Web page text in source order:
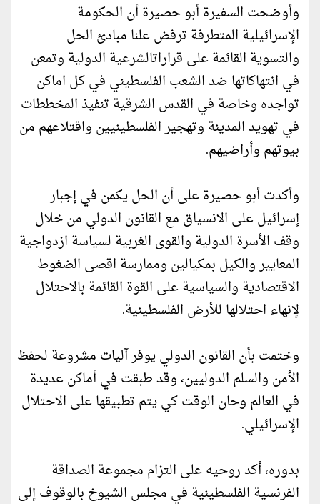
وأوضحت السفيرة أبو حصيرة أن الحكومة
الإسرائيلية المتطرفة ترفض علنا مبادئ الحل
والتسوية القائمة على قراراتالشرعية الدولية وتمعن
في انتهاكاتها ضد الشعب الفلسطيني في كل اماكن
تواجده وخاصة في القدس الشرقية تنفيذ المخططات
في تهويد المدينة وتهجير الفلسطينيين واقتلاعهم من
بيوتهم وأراضيهم.
وأكدت أبو حصيرة على أن الحل يكمن في إجبار
إسرائيل على الانسياق مع القانون الدولي من خلال
وقف الأسرة الدولية والقوى الغربية لسياسة ازدواجية
المعايير والكيل بمكيالين وممارسة اقصى الضغوط
الاقتصادية والسياسية على القوة القائمة بالاحتلال
لإنهاء احتلالها للأرض الفلسطينية.
وختمت بأن القانون الدولي يوفر آليات مشروعة لحفظ
الأمن والسلم الدوليين، وقد طبقت في أماكن عديدة
في العالم وحان الوقت كي يتم تطبيقها على الاحتلال
الإسرائيلي.
بدوره، أكد روحيه على التزام مجموعة الصداقة
الفرنسية الفلسطينية في مجلس الشيوخ بالوقوف إلى